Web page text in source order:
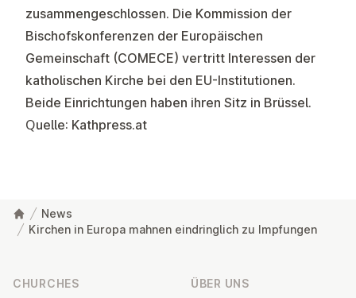
zusammengeschlossen. Die Kommission der
Bischofskonferenzen der Europäischen
Gemeinschaft (COMECE) vertritt Interessen der
katholischen Kirche bei den EU-Institutionen.
Beide Einrichtungen haben ihren Sitz in Brüssel.
Quelle: Kathpress.at
News
Kirchen in Europa mahnen eindringlich zu Impfungen
CHURCHES ÜBER UNS